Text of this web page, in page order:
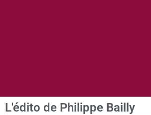
L'édito de Philippe Bailly